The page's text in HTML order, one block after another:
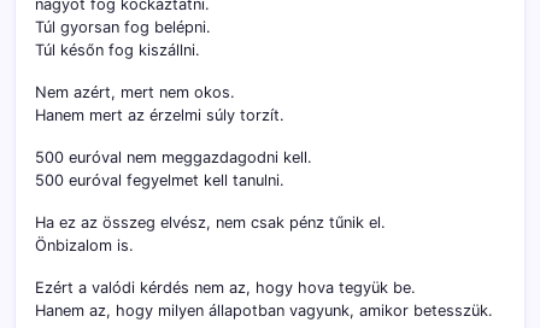
nagyot fog kockáztatni.
Túl gyorsan fog belépni.
Túl későn fog kiszállni.
Nem azért, mert nem okos.
Hanem mert az érzelmi súly torzít.
500 euróval nem meggazdagodni kell.
500 euróval fegyelmet kell tanulni.
Ha ez az összeg elvész, nem csak pénz tűnik el.
Önbizalom is.
Ezért a valódi kérdés nem az, hogy hova tegyük be.
Hanem az, hogy milyen állapotban vagyunk, amikor betesszük.